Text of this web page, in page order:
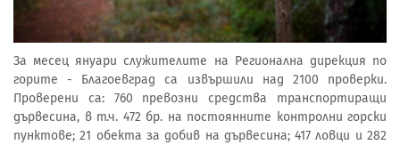
За месец януари служителите на Регионална дирекция по
горите - Благоевград са извършили над 2100 проверки.
Проверени са: 760 превозни средства транспортиращи
дървесина, в т.ч. 472 бр. на постоянните контролни горски
пунктове; 21 обекта за добив на дървесина; 417 ловци и 282